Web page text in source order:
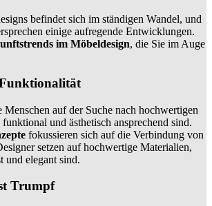
befindet sich im ständigen Wandel, und
einige aufregende Entwicklungen.
im Möbeldesign, die Sie im Auge
Menschen auf der Suche nach hochwertigen
und ästhetisch ansprechend sind.
fokussieren sich auf die Verbindung von
setzen auf hochwertige Materialien,
und elegant sind.
Trumpf